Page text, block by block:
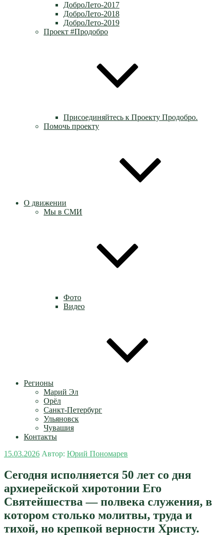
ДоброЛето-2017
ДоброЛето-2018
ДоброЛето-2019
Проект #Продобро
Присоединяйтесь к Проекту Продобро.
Помочь проекту
О движении
Мы в СМИ
Фото
Видео
Регионы
Марий Эл
Орёл
Санкт-Петербург
Ульяновск
Чувашия
Контакты
Опубликовано
15.03.2026 Автор: Юрий Пономарев
Сегодня исполняется 50 лет со дня
архиерейской хиротонии Его
Святейшества — полвека служения, в
котором столько молитвы, труда и
тихой, но крепкой верности Христу.